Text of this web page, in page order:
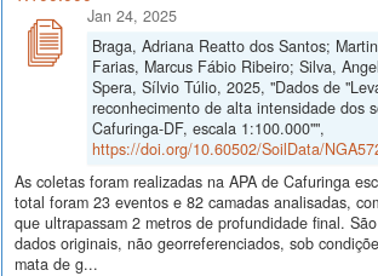
Jan 24, 2025
Braga, Adriana Reatto dos Santos;
Farias, Marcus Fábio Ribeiro; Silva,
Spera, Sílvio Túlio, 2025, "Dados de
reconhecimento de alta intensidade dos
Cafuringa-DF, escala 1:100.000"",
https://doi.org/10.60502/SoilData/
As coletas foram realizadas na APA de Cafuringa
total foram 23 eventos e 82 camadas analisadas,
que ultrapassam 2 metros de profundidade final.
dados originais, não georreferenciados, sob
mata de g...